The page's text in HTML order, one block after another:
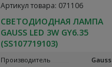
Артикул товара: 071106
СВЕТОДИОДНАЯ ЛАМПА
GAUSS LED 3W GY6.35
(SS107719103)
Производитель
Gauss